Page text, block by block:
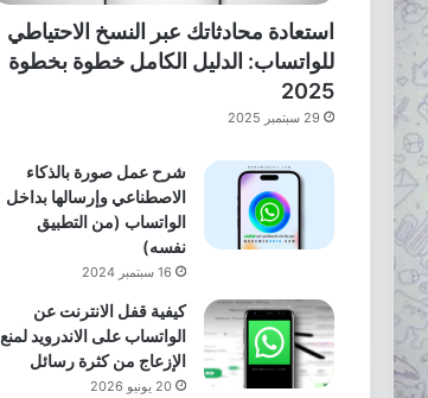
استعادة محادثاتك عبر النسخ الاحتياطي
للواتساب: الدليل الكامل خطوة بخطوة
2025
29 سبتمبر 2025
شرح عمل صورة بالذكاء
الاصطناعي وإرسالها بداخل
الواتساب (من التطبيق
نفسه)
16 سبتمبر 2024
كيفية قفل الانترنت عن
الواتساب على الاندرويد لمنع
الإزعاج من كثرة رسائل
20 يونيو 2026